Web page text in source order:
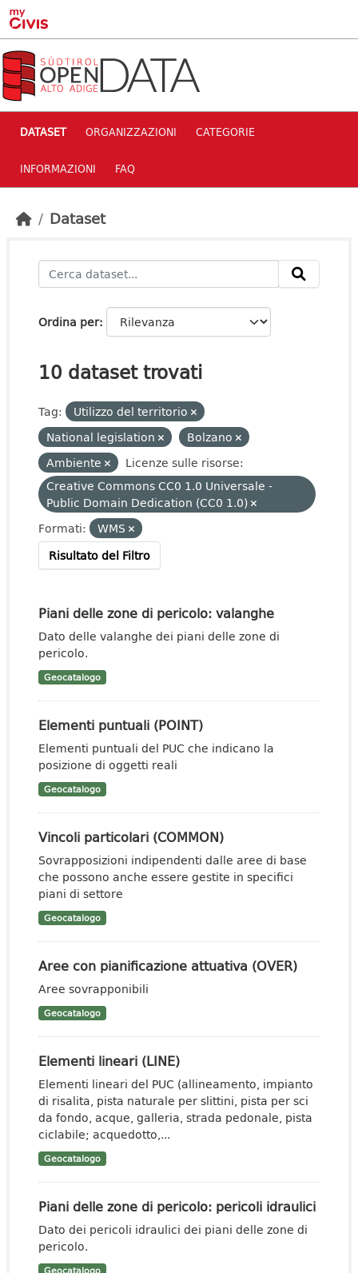
Skip to main content
DATASET ORGANIZZAZIONI CATEGORIE
INFORMAZIONI FAQ
Dataset
Ordina per
10 dataset trovati
Tag:
Utilizzo del territorio
National legislation
Bolzano
Ambiente
Licenze sulle risorse:
Creative Commons CC0 1.0 Universale -
Public Domain Dedication (CC0 1.0)
Formati:
WMS
Risultato del Filtro
Piani delle zone di pericolo: valanghe
Dato delle valanghe dei piani delle zone di
pericolo.
Geocatalogo
Elementi puntuali (POINT)
Elementi puntuali del PUC che indicano la
posizione di oggetti reali
Geocatalogo
Vincoli particolari (COMMON)
Sovrapposizioni indipendenti dalle aree di base
che possono anche essere gestite in specifici
piani di settore
Geocatalogo
Aree con pianificazione attuativa (OVER)
Aree sovrapponibili
Geocatalogo
Elementi lineari (LINE)
Elementi lineari del PUC (allineamento, impianto
di risalita, pista naturale per slittini, pista per sci
da fondo, acque, galleria, strada pedonale, pista
ciclabile; acquedotto,...
Geocatalogo
Piani delle zone di pericolo: pericoli idraulici
Dato dei pericoli idraulici dei piani delle zone di
pericolo.